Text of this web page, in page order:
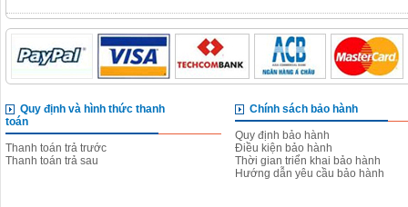
Quy định và hình thức thanh
toán
Thanh toán trả trước
Thanh toán trả sau
Chính sách bảo hành
Quy định bảo hành
Điều kiện bảo hành
Thời gian triển khai bảo hành
Hướng dẫn yêu cầu bảo hành